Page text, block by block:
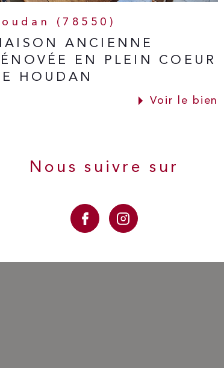
(78550)
ANCIENNE
EN PLEIN COEUR
HOUDAN
Voir le bien
Nous suivre sur